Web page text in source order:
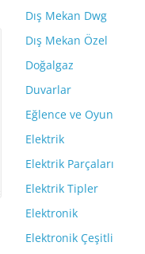
Dış Mekan Dwg
Dış Mekan Özel
Doğalgaz
Duvarlar
Eğlence ve Oyun
Elektrik
Elektrik Parçaları
Elektrik Tipler
Elektronik
Elektronik Çeşitli